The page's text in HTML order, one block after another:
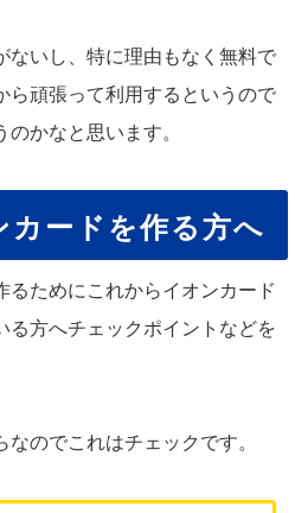
ないし、特に理由もなく無料で
ら頑張って利用するというので
かなと思います。
カードを作る方へ
るためにこれからイオンカード
る方へチェックポイントなどを
のでこれはチェックです。